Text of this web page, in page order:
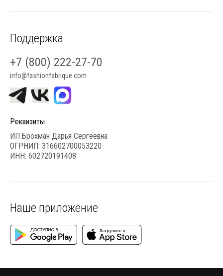
Наше приложение
Поддержка
+7 (800) 222-27-70
info@fashionfabrique.com
Реквизиты
ИП Брохман Дарья Сергеевна
ОГРНИП: 316602700053220
ИНН: 602720191408